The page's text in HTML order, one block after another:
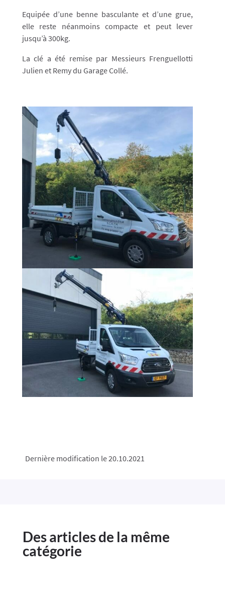
Equipée d’une benne basculante et d’une grue,
elle reste néanmoins compacte et peut lever
jusqu’à 300kg.
La clé a été remise par Messieurs Frenguellotti
Julien et Remy du Garage Collé.
Dernière modification le 20.10.2021
Des articles de la même
catégorie